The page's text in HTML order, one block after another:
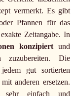
vermerkt. Es gibt
Pfannen für das
Zeitangabe. In
konzipiertund
zuzubereiten. Die
gut sortierten
anderen ersetzen.
sehr einfach und